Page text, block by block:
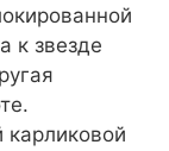
к звезде
карликовой